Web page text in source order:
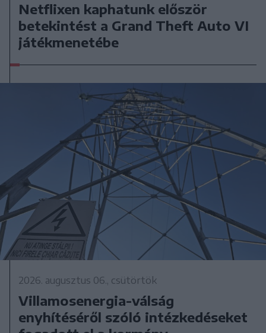
Netflixen kaphatunk először
betekintést a Grand Theft Auto VI
játékmenetébe
2026. augusztus 06., csütörtök
Villamosenergia-válság
enyhítéséről szóló intézkedéseket